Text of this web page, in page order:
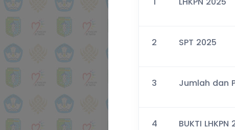
2 SPT 2025
3 Jumlah dan
4 BUKTI LHKPN